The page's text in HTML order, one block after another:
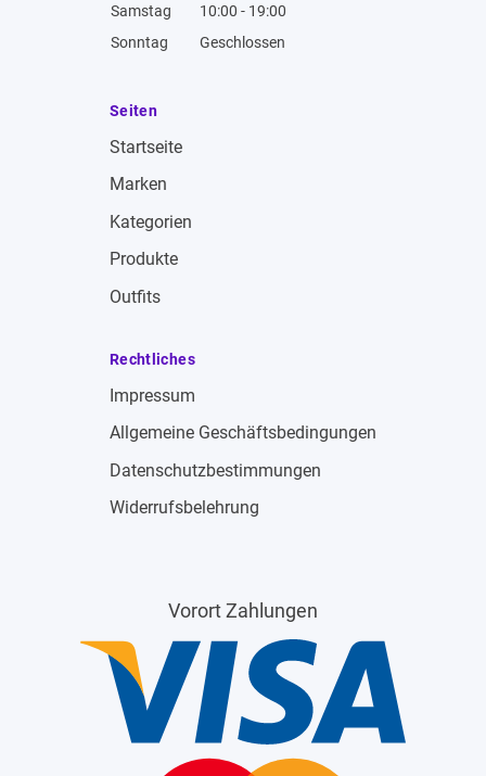
Samstag
10:00 - 19:00
Sonntag
Geschlossen
Seiten
Startseite
Marken
Kategorien
Produkte
Outfits
Rechtliches
Impressum
Allgemeine Geschäftsbedingungen
Datenschutzbestimmungen
Widerrufsbelehrung
Vorort Zahlungen